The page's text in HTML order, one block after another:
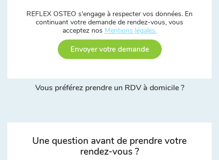
REFLEX OSTEO s'engage à respecter vos données. En
continuant votre demande de rendez-vous, vous
acceptez nos Mentions légales.
Envoyer votre demande
Vous préférez prendre un RDV à domicile ?
Une question avant de prendre votre
rendez-vous ?